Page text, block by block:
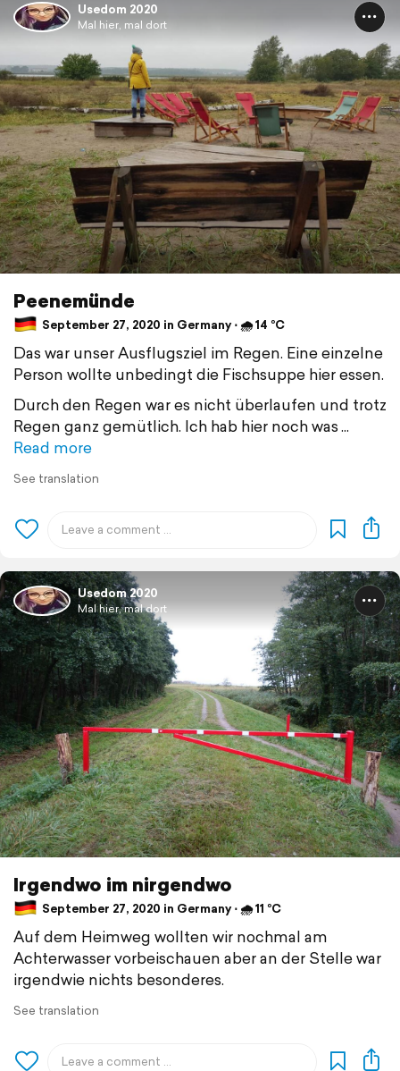
Usedom 2020
Mal hier, mal dort
Peenemünde
September 27, 2020 in Germany ⋅ 🌧 14 °C
Das war unser Ausflugsziel im Regen. Eine einzelne
Person wollte unbedingt die Fischsuppe hier essen.
Durch den Regen war es nicht überlaufen und trotz
Regen ganz gemütlich. Ich hab hier noch was
Read more
See translation
Usedom 2020
Mal hier, mal dort
Irgendwo im nirgendwo
September 27, 2020 in Germany ⋅ 🌧 11 °C
Auf dem Heimweg wollten wir nochmal am
Achterwasser vorbeischauen aber an der Stelle war
irgendwie nichts besonderes.
See translation